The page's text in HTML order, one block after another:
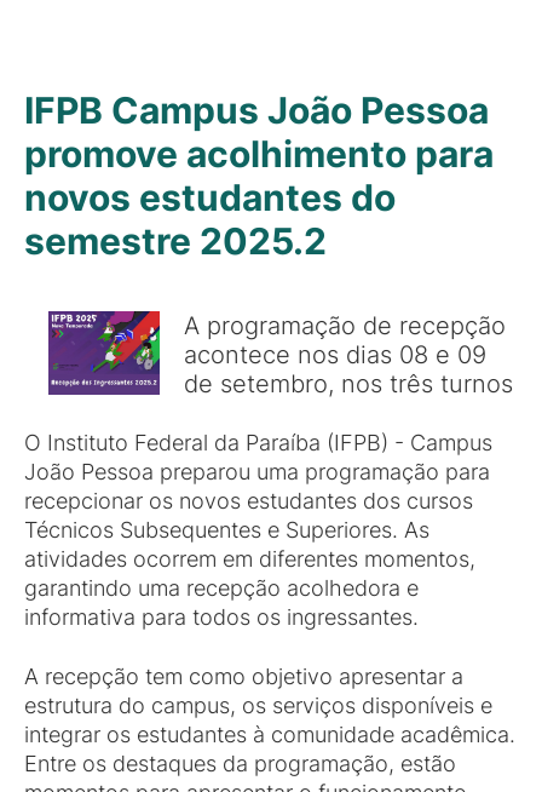
IFPB Campus João Pessoa
promove acolhimento para
novos estudantes do
semestre 2025.2
A programação de recepção
acontece nos dias 08 e 09
de setembro, nos três turnos
O Instituto Federal da Paraíba (IFPB) - Campus
João Pessoa preparou uma programação para
recepcionar os novos estudantes dos cursos
Técnicos Subsequentes e Superiores. As
atividades ocorrem em diferentes momentos,
garantindo uma recepção acolhedora e
informativa para todos os ingressantes.
A recepção tem como objetivo apresentar a
estrutura do campus, os serviços disponíveis e
integrar os estudantes à comunidade acadêmica.
Entre os destaques da programação, estão